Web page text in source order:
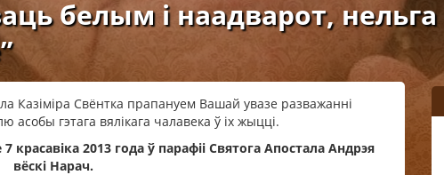
белым і наадварот, нельга
Казіміра Свёнтка прапануем Вашай увазе разважанні
асобы гэтага вялікага чалавека ў іх жыцці.
красавіка 2013 года ў парафіі Святога Апостала Андрэя
вёскі Нарач.